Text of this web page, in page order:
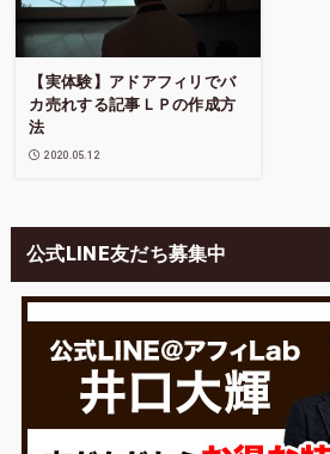
【実体験】アドアフィリでバ
カ売れする記事ＬＰの作成方
法
2020.05.12
公式LINE友だち募集中